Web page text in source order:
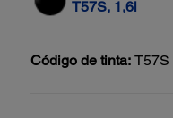
T57S, 1,6l
Código de tinta: T57S